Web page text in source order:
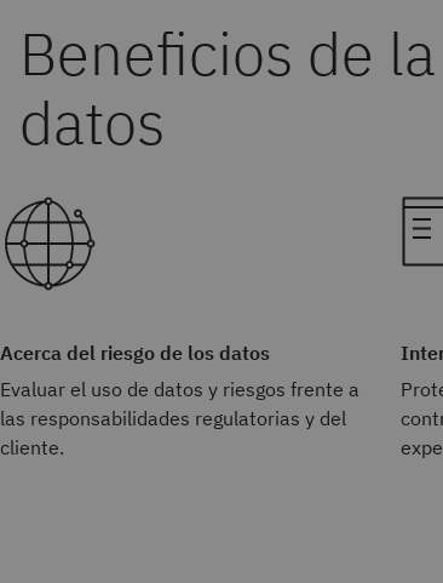
Acerca del riesgo de los datos
Evaluar el uso de datos y riesgos frente a
las responsabilidades regulatorias y del
cliente.